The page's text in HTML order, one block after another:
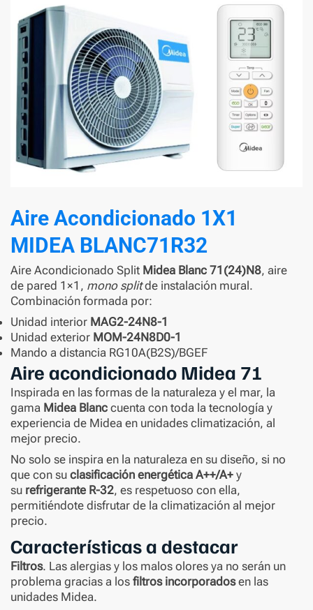
Aire Acondicionado 1X1
MIDEA BLANC71R32
Aire Acondicionado Split Midea Blanc 71(24)N8, aire
de pared 1×1, mono splitde instalación mural.
Combinación formada por:
Unidad interior MAG2-24N8-1
Unidad exterior MOM-24N8D0-1
Mando a distancia RG10A(B2S)/BGEF
Aire acondicionado Midea 71
Inspirada en las formas de la naturaleza y el mar, la
gama Midea Blanc cuenta con toda la tecnología y
experiencia de Midea en unidades climatización, al
mejor precio.
No solo se inspira en la naturaleza en su diseño, si no
que con su clasificación energética A++/A+ y
su refrigerante R-32, es respetuoso con ella,
permitiéndote disfrutar de la climatización al mejor
precio.
Características a destacar
Filtros. Las alergias y los malos olores ya no serán un
problema gracias a los filtros incorporadosen las
unidades Midea.